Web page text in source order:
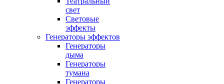
свет
Световые
эффекты
Генераторы эффектов
Генераторы
дыма
Генераторы
тумана
Генераторы